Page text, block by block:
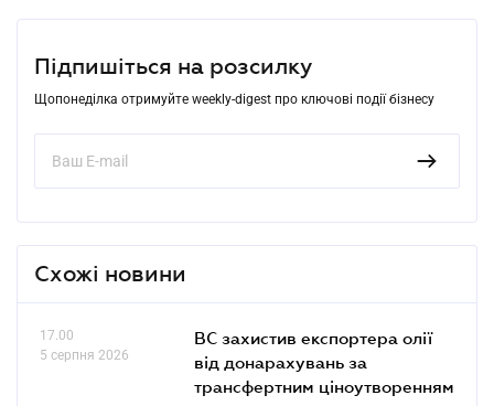
Підпишіться на розсилку
Щопонеділка отримуйте weekly-digest про ключові події бізнесу
Схожі новини
17.00
5 серпня 2026
ВС захистив експортера олії
від донарахувань за
трансфертним ціноутворенням